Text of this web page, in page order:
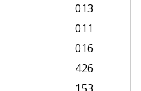
013
011
016
426